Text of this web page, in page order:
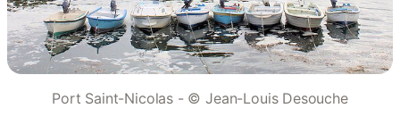
Port Saint-Nicolas - © Jean-Louis Desouche